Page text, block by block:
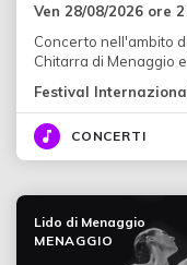
Ven 28/08/2026 ore
Concerto nell'ambito
Chitarra di Menaggio
Festival
CONCERTI
Lido di Menaggio
MENAGGIO